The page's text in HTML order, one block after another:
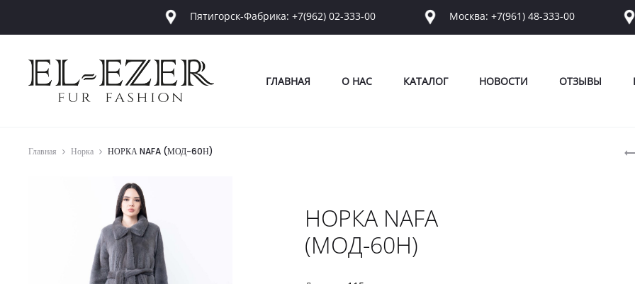
Пятигорск-Фабрика: +7(962) 02-333-00 Москва: +7(961) 48-333-00
ГЛАВНАЯ О НАС КАТАЛОГ НОВОСТИ ОТЗЫВЫ
Главная Норка НОРКА NAFA (МОД-60Н)
НОРКА NAFA
(МОД-60Н)